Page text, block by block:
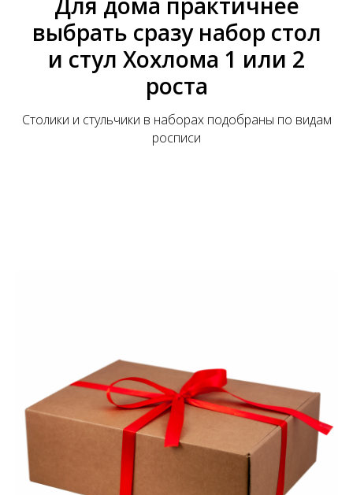
выбрать сразу набор стол
и стул Хохлома 1 или 2
роста
Столики и стульчики в наборах подобраны по видам
росписи